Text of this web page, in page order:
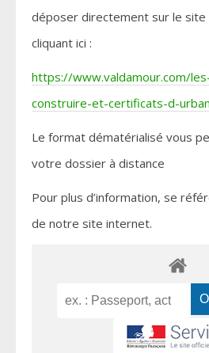
déposer directement sur le site
cliquant ici :
https://www.valdamour.com/
construire-et-certificats-d-
Le format dématérialisé vous
votre dossier à distance
Pour plus d’information, se
de notre site internet.